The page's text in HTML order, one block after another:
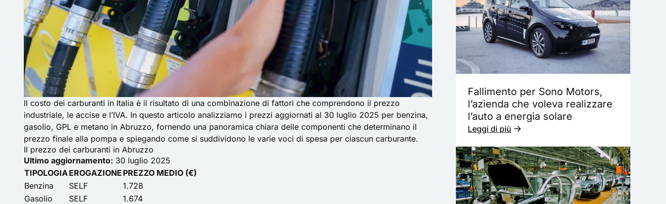
Il costo dei carburanti in Italia è il risultato di una combinazione di fattori che comprendono il prezzo
industriale, le accise e l’IVA. In questo articolo analizziamo i prezzi aggiornati al 30 luglio 2025 per benzina,
gasolio, GPL e metano in Abruzzo, fornendo una panoramica chiara delle componenti che determinano il
prezzo finale alla pompa e spiegando come si suddividono le varie voci di spesa per ciascun carburante.
Il prezzo dei carburanti in Abruzzo
Ultimo aggiornamento: 30 luglio 2025
TIPOLOGIA EROGAZIONE PREZZO MEDIO (€)
Benzina
SELF
1.728
Gasolio
SELF
1.674
Fallimento per Sono Motors,
l’azienda che voleva realizzare
l’auto a energia solare
Leggi di più